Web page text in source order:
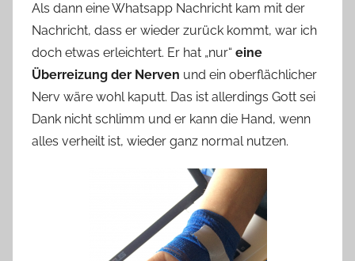
Als dann eine Whatsapp Nachricht kam mit der
Nachricht, dass er wieder zurück kommt, war ich
doch etwas erleichtert. Er hat „nur“ eine
Überreizung der Nerven und ein oberflächlicher
Nerv wäre wohl kaputt. Das ist allerdings Gott sei
Dank nicht schlimm und er kann die Hand, wenn
alles verheilt ist, wieder ganz normal nutzen.